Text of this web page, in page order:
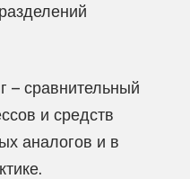
– сравнительный
и средств
аналогов и в